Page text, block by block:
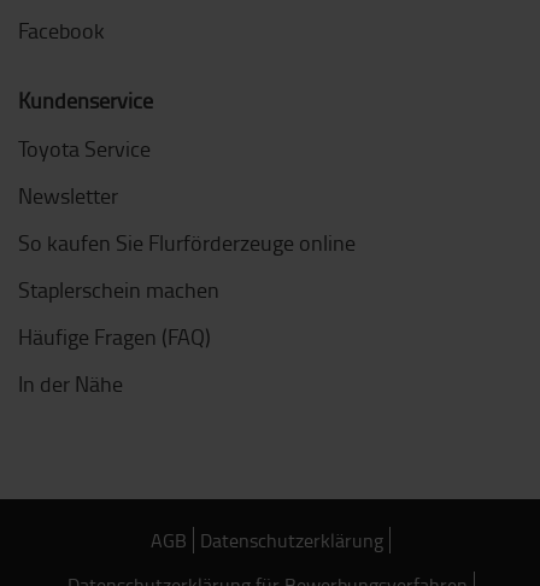
Facebook
Kundenservice
Toyota Service
Newsletter
So kaufen Sie Flurförderzeuge online
Staplerschein machen
Häufige Fragen (FAQ)
In der Nähe
AGB Datenschutzerklärung